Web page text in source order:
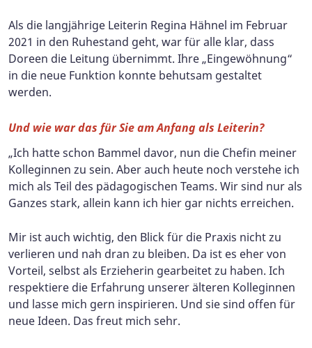
Als die langjährige Leiterin Regina Hähnel im Februar
2021 in den Ruhestand geht, war für alle klar, dass
Doreen die Leitung übernimmt. Ihre „Eingewöhnung“
in die neue Funktion konnte behutsam gestaltet
werden.
Und wie war das für Sie am Anfang als Leiterin?
„Ich hatte schon Bammel davor, nun die Chefin meiner
Kolleginnen zu sein. Aber auch heute noch verstehe ich
mich als Teil des pädagogischen Teams. Wir sind nur als
Ganzes stark, allein kann ich hier gar nichts erreichen.
Mir ist auch wichtig, den Blick für die Praxis nicht zu
verlieren und nah dran zu bleiben. Da ist es eher von
Vorteil, selbst als Erzieherin gearbeitet zu haben. Ich
respektiere die Erfahrung unserer älteren Kolleginnen
und lasse mich gern inspirieren. Und sie sind offen für
neue Ideen. Das freut mich sehr.